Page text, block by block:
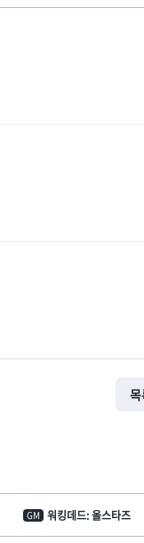
GM 워킹데드: 올스타즈